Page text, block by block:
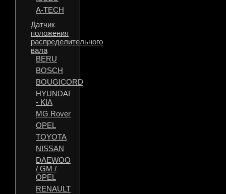
A-TECH
Датчик
положения
распределительного
вала
BERU
BOSCH
BOUGICORD
HYUNDAI
- KIA
MG Rover
OPEL
TOYOTA
NISSAN
DAEWOO
/ GM /
OPEL
RENAULT